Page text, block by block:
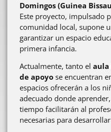
Domingos (Guinea
Este proyecto, impulsado
comunidad local, supone
garantizar un espacio
primera infancia.
Actualmente, tanto el
de apoyo se encuentran
espacios ofrecerán a los
adecuado donde
tiempo facilitarán al
necesarias para